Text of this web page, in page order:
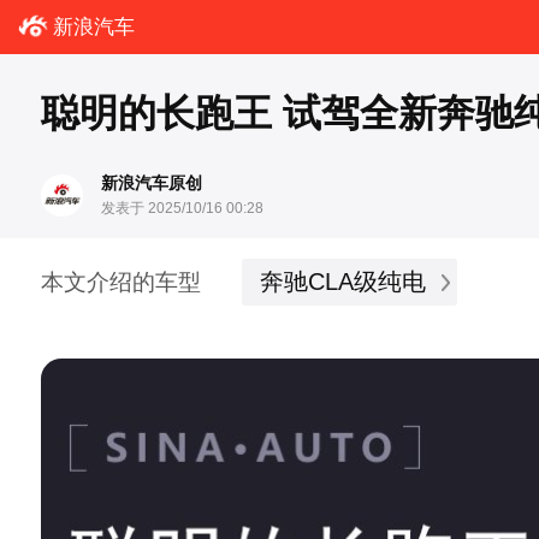
新浪汽车
聪明的长跑王 试驾全新奔驰
新浪汽车原创
发表于 2025/10/16 00:28
本文介绍的车型 奔驰CLA级纯电